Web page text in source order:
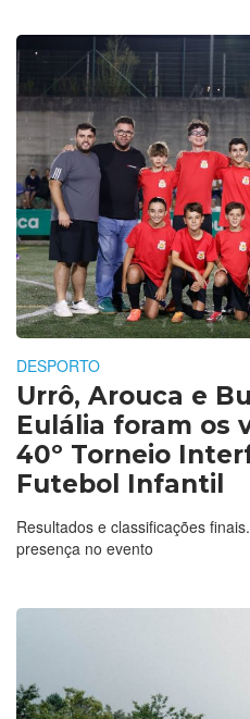
DESPORTO
Urrô, Arouca e
Eulália foram os
40º Torneio
Futebol Infantil
Resultados e classificações
presença no evento